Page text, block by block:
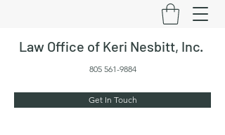
Law Office of Keri Nesbitt, Inc.
805 561-9884
Get In Touch